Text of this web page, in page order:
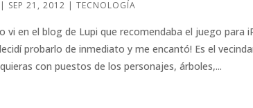
| SEP 21, 2012 |TECNOLOGÍA
vi en el blog de Lupi que recomendaba el juego para
probarlo de inmediato y me encantó! Es el
con puestos de los personajes, árboles,...